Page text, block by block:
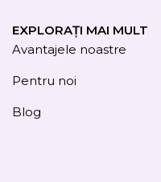
EXPLORAȚI MAI MULT
Avantajele noastre
Pentru noi
Blog